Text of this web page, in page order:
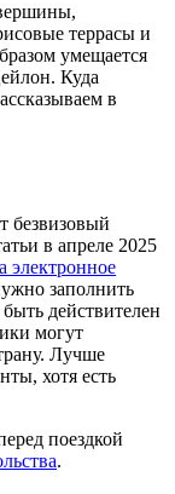
террасы и
умещается
Куда
в
безвизовый
в апреле 2025
электронное
заполнить
действителен
могут
Лучше
хотя есть
поездкой
.